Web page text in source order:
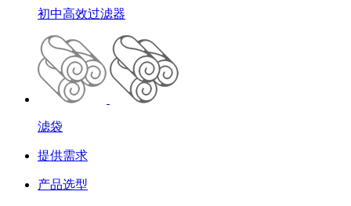
初中高效过滤器
滤袋
提供需求
产品选型